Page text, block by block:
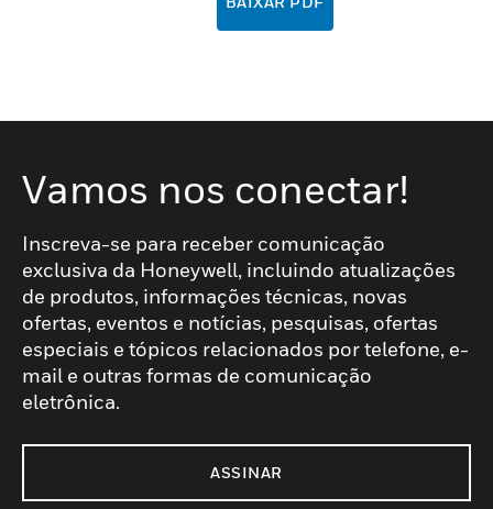
Vamos nos conectar!
Inscreva-se para receber comunicação
exclusiva da Honeywell, incluindo atualizações
de produtos, informações técnicas, novas
ofertas, eventos e notícias, pesquisas, ofertas
especiais e tópicos relacionados por telefone, e-
mail e outras formas de comunicação
eletrônica.
ASSINAR